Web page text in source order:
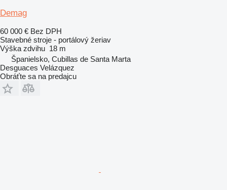
Demag
60 000 € Bez DPH
Stavebné stroje - portálový žeriav
Výška zdvihu 18 m
Španielsko, Cubillas de Santa Marta
Desguaces Velázquez
Obráťte sa na predajcu